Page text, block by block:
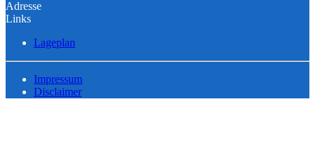
Adresse
Links
Lageplan
Impressum
Disclaimer